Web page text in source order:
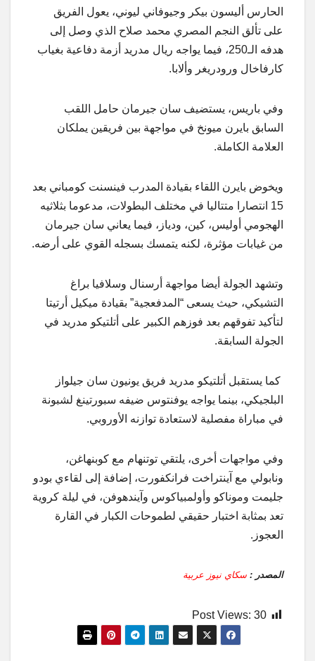
الحارس أليسون بيكر وجيوفاني ليوني، يعول الفريق
على تألق النجم المصري محمد صلاح الذي وصل إلى
هدفه الـ250، فيما يواجه ريال مدريد أزمة دفاعية بغياب
كارفاخال ورودريغر وألابا.
وفي باريس، يستضيف سان جيرمان حامل اللقب
السابق بايرن ميونخ في مواجهة بين فريقين يملكان
العلامة الكاملة.
ويخوض بايرن اللقاء بقيادة المدرب فينسنت كومباني بعد
15 انتصارا متتاليا في مختلف البطولات، مدعوما بثلاثيه
الهجومي أوليس، كين، ودياز، فيما يعاني سان جيرمان
من غيابات مؤثرة، لكنه يتمسك بسجله القوي على أرضه.
وتشهد الجولة أيضا مواجهة أرسنال وسلافيا براغ
التشيكي، حيث يسعى “المدفعجية” بقيادة ميكيل أرتيتا
لتأكيد تفوقهم بعد فوزهم الكبير على أتلتيكو مدريد في
الجولة السابقة.
كما يستقبل أتلتيكو مدريد فريق يونيون سان جيلواز
البلجيكي، بينما يواجه يوفنتوس ضيفه سبورتينغ لشبونة
في مباراة مفصلية لاستعادة توازنه الأوروبي.
وفي مواجهات أخرى، يلتقي توتنهام مع كوبنهاغن،
ونابولي مع آينتراخت فرانكفورت، إضافة إلى لقاءي بودو
جليمت وموناكو وأولمبياكوس وآيندهوفن، في ليلة كروية
تعد بمثابة اختبار حقيقي لطموحات الكبار في القارة
العجوز.
المصدر : سكاي نيوز عربية
Post Views: 30